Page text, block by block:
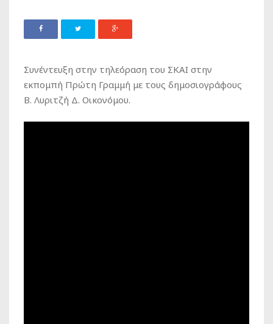
Συνέντευξη στην τηλεόραση του ΣΚΑΙ στην
εκπομπή Πρώτη Γραμμή με τους δημοσιογράφους
Β. Λυριτζή Δ. Οικονόμου.